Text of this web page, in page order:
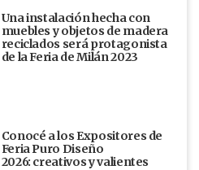
Una instalación hecha con
muebles y objetos de madera
reciclados será protagonista
de la Feria de Milán 2023
Conocé a los Expositores de
Feria Puro Diseño
2026: creativos y valientes